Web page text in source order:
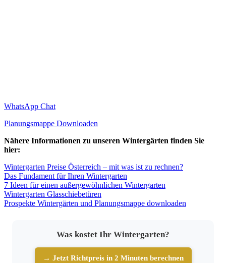
WhatsApp Chat
Planungsmappe Downloaden
Nähere Informationen zu unseren Wintergärten finden Sie
hier:
Wintergarten Preise Österreich – mit was ist zu rechnen?
Das Fundament für Ihren Wintergarten
7 Ideen für einen außergewöhnlichen Wintergarten
Wintergarten Glasschiebetüren
Prospekte Wintergärten und Planungsmappe downloaden
Was kostet Ihr Wintergarten?
→ Jetzt Richtpreis in 2 Minuten berechnen